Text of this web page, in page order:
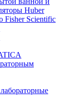
Huber
Fisher Scientific